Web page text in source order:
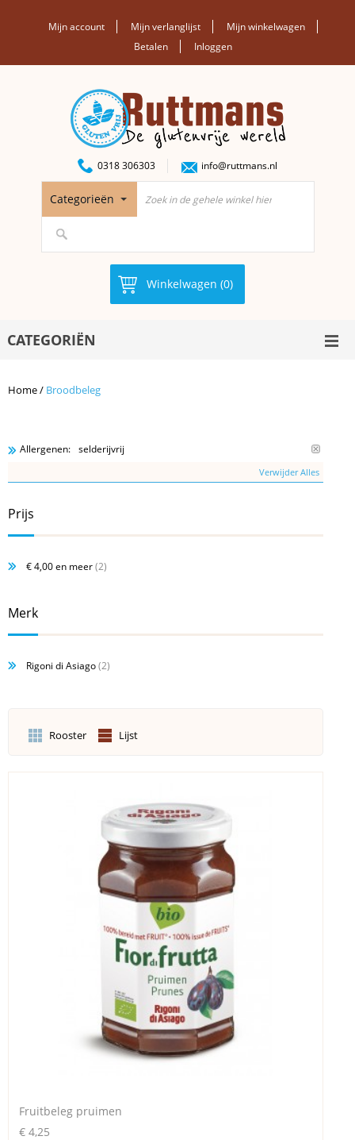
Mijn account Mijn verlanglijst
Mijn winkelwagen
Betalen
Inloggen
0318 306303 info@ruttmans.nl
Categorieën
Winkelwagen (0)
CATEGORIËN
Home/ Broodbeleg
Allergenen: selderijvrij
Verwijder Alles
Prijs
€ 4,00en meer(2)
Merk
Rigoni di Asiago(2)
Rooster Lijst
Fruitbeleg pruimen
€ 4,25